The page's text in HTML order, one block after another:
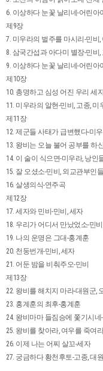
6. 이상하다 눈꽃 날리네-어린아이
제9장
7. 미우라의 벌주를 마시리-민비,
8. 삼국간섭과 아다미 별장-민비
9. 이상하다 눈꽃 날리네-어린아이
제10장
10. 총명하고 심성 어진 우리 세
11. 미우라의 알현-민비, 고종, 미
제11장
12. 제군들 사태가 급변했다-미
13. 왕비는 오늘 불어 공부를 하
14. 이 술이 식으면-미우라, 낭인
15. 잘 오셨소-민비, 외교관부인들
16. 살생의식-연주곡
제12장
17. 세자와 민비-민비, 세자
18. 우리가 어디서 만났었소-민
19. 나의 운명은 그대-홍계훈
20. 천둥번개-민비, 세자
21. 어둔 밤을 비춰주오-민비
제13장
22. 왕비를 해치지 마라-대원군,
23. 홍계훈의 최후-홍계훈
24. 왕비마마 들짐승에 쫓기시네
25. 왕비를 찾아라, 여우를 죽여
26. 이제 나는 어찌 살꼬-세자
27. 궁금하다 황천후토-고종, 대